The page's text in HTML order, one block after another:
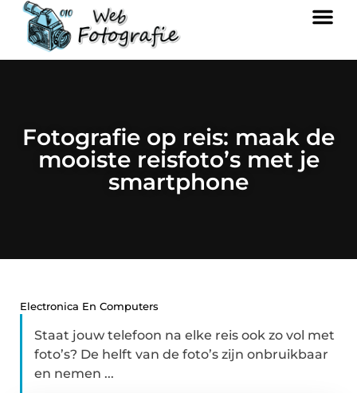
Fotografie op reis: maak de
mooiste reisfoto’s met je
smartphone
Electronica En Computers
Staat jouw telefoon na elke reis ook zo vol met
foto’s? De helft van de foto’s zijn onbruikbaar
en nemen ...